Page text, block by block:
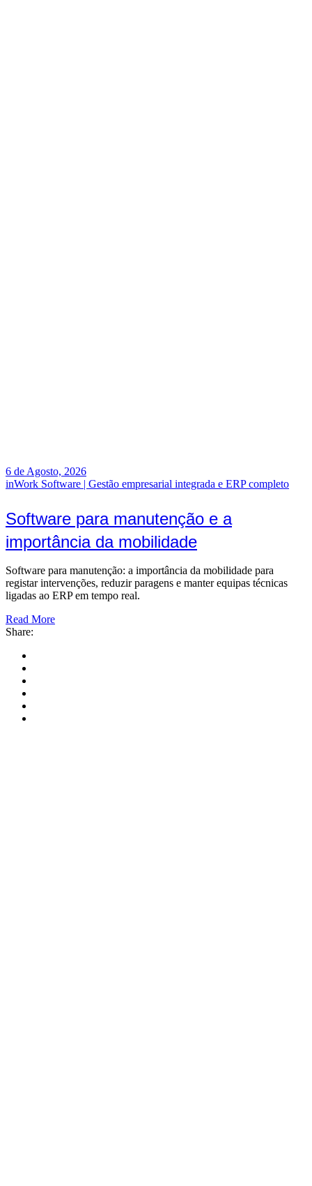
6 de Agosto, 2026
inWork Software | Gestão empresarial integrada e ERP completo
Software para manutenção e a
importância da mobilidade
Software para manutenção: a importância da mobilidade para
registar intervenções, reduzir paragens e manter equipas técnicas
ligadas ao ERP em tempo real.
Read More
Share: